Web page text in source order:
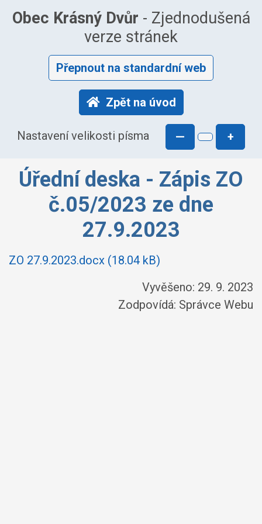
Obec Krásný Dvůr - Zjednodušená
verze stránek
Přepnout na standardní web
Zpět na úvod
Nastavení velikosti písma — +
Úřední deska - Zápis ZO
č.05/2023 ze dne
27.9.2023
ZO 27.9.2023.docx (18.04 kB)
Vyvěšeno: 29. 9. 2023
Zodpovídá: Správce Webu